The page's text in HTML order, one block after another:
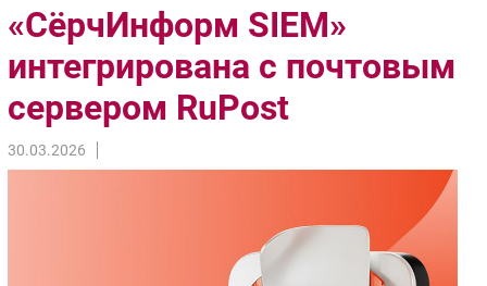
Импорто­замещение
Автоматизация Промышленности
Интернет
Мобильная связь
Фиксированная связь
«СёрчИнформ SIEM»
интегрирована с почтовым
сервером RuPost
30.03.2026